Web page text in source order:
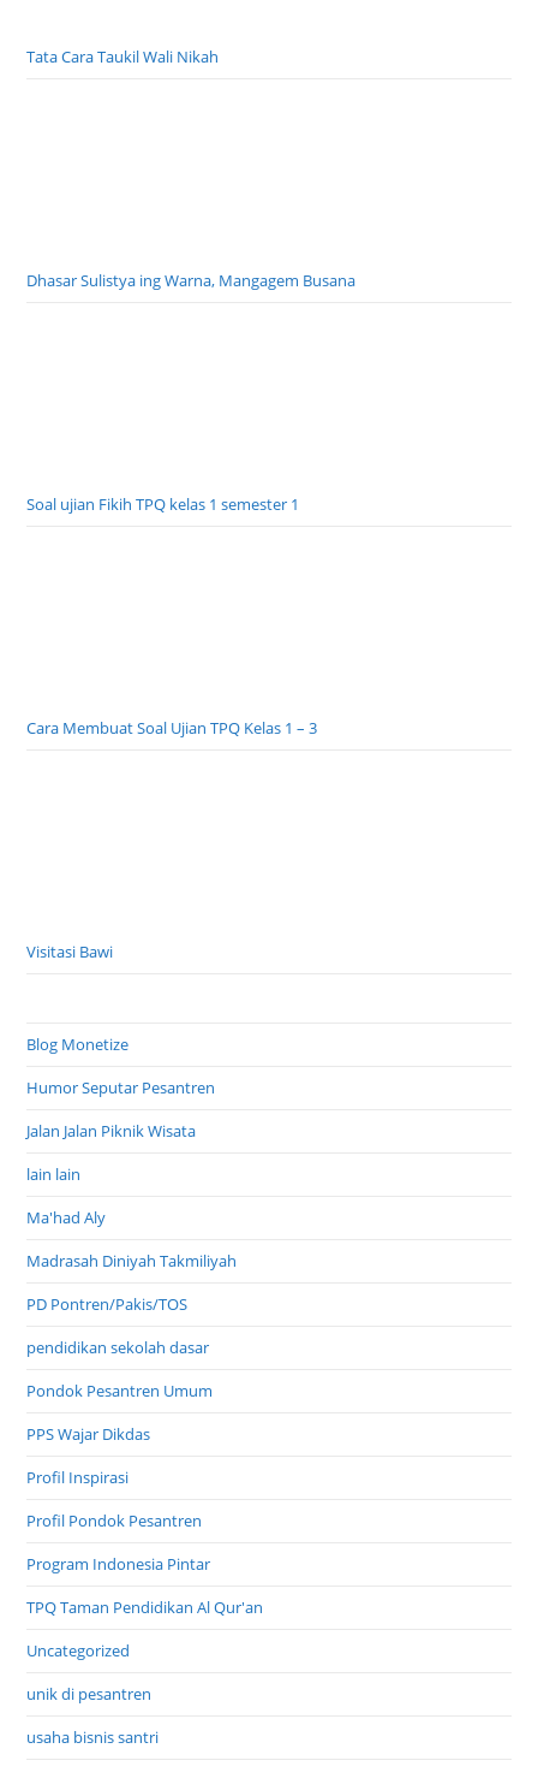
Tata Cara Taukil Wali Nikah
Dhasar Sulistya ing Warna, Mangagem Busana
Soal ujian Fikih TPQ kelas 1 semester 1
Cara Membuat Soal Ujian TPQ Kelas 1 – 3
Visitasi Bawi
Blog Monetize
Humor Seputar Pesantren
Jalan Jalan Piknik Wisata
lain lain
Ma'had Aly
Madrasah Diniyah Takmiliyah
PD Pontren/Pakis/TOS
pendidikan sekolah dasar
Pondok Pesantren Umum
PPS Wajar Dikdas
Profil Inspirasi
Profil Pondok Pesantren
Program Indonesia Pintar
TPQ Taman Pendidikan Al Qur'an
Uncategorized
unik di pesantren
usaha bisnis santri